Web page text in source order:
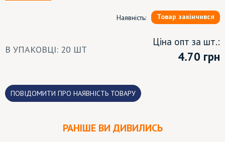
Наявність: Товар закінчився
В УПАКОВЦІ: 20 ШТ
Ціна опт за шт.:
4.70 грн
ПОВІДОМИТИ ПРО НАЯВНІСТЬ ТОВАРУ
РАНІШЕ ВИ ДИВИЛИСЬ